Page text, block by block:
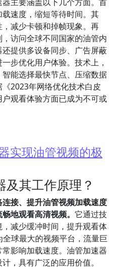
速度，缩短等待时间。其
减少卡顿和掉帧现象。再
访问全球不同国家的油管内
提供多设备同步、广告屏蔽
步优化用户体验。技术上，
能选择最快节点、压缩数据
2023年网络优化技术白皮
观看体验方面已成为不可或
实现油管视频的极
其工作原理？
接、提升油管视频加载速度
地观看高清视频。 它通过技
减少缓冲时间，提升观看体
球最大的视频平台，流量巨
影响加载速度。油管加速器
，具有广泛的应用价值。